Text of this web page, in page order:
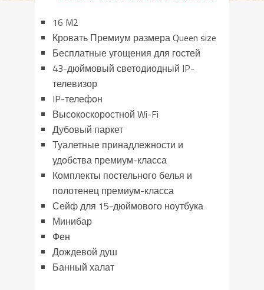
16 M2
Кровать Премиум размера Queen size
Бесплатные угощения для гостей
43-дюймовый светодиодный IP-
телевизор
IP-телефон
Высокоскоростной Wi-Fi
Дубовый паркет
Туалетные принадлежности и
удобства премиум-класса
Комплекты постельного белья и
полотенец премиум-класса
Сейф для 15-дюймового ноутбука
Минибар
Фен
Дождевой душ
Банный халат